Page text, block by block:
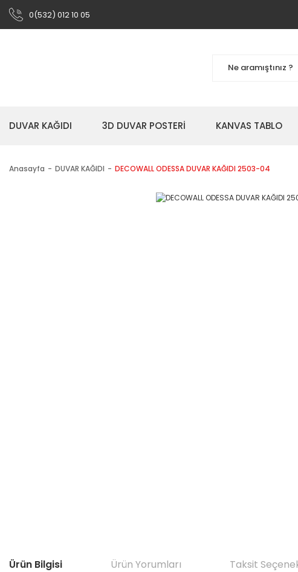
0(532) 012 10 05
DUVAR KAĞIDI 3D DUVAR POSTERİ KANVAS TABLO
Anasayfa DUVAR KAĞIDI DECOWALL ODESSA DUVAR KAĞIDI 2503-04
Ürün Bilgisi Ürün Yorumları Taksit